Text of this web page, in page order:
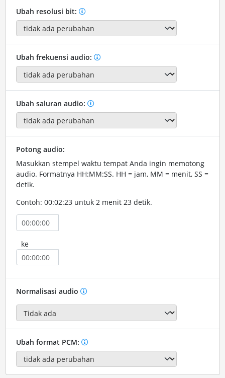
Ubah resolusi bit:
Ubah frekuensi audio:
Ubah saluran audio:
Potong audio:
Masukkan stempel waktu tempat Anda ingin memotong
audio. Formatnya HH:MM:SS. HH = jam, MM = menit, SS =
detik.
Contoh: 00:02:23 untuk 2 menit 23 detik.
ke
Normalisasi audio
Ubah format PCM: